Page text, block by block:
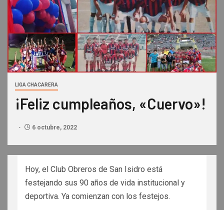
LIGA CHACARERA
¡Feliz cumpleaños, «Cuervo»!
6 octubre, 2022
Hoy, el Club Obreros de San Isidro está
festejando sus 90 años de vida institucional y
deportiva. Ya comienzan con los festejos.